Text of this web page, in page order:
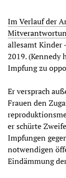
Im Verlauf der
allesamt Kinder
2019. (Kennedy
Impfung zu
Er versprach
Frauen den
er schürte
Impfungen
notwendigen
Eindämmung